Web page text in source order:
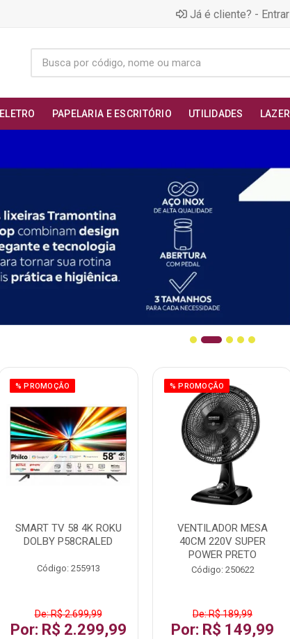
Já é cliente? - Entrar
ELETRO PAPELARIA E ESCRITÓRIO UTILIDADES LAZER
% PROMOÇÃO
SMART TV 58 4K ROKU
DOLBY P58CRALED
Código: 255913
De: R$ 2.699,99
Por: R$ 2.299,99
% PROMOÇÃO
VENTILADOR MESA
40CM 220V SUPER
POWER PRETO
Código: 250622
De: R$ 189,99
Por: R$ 149,99